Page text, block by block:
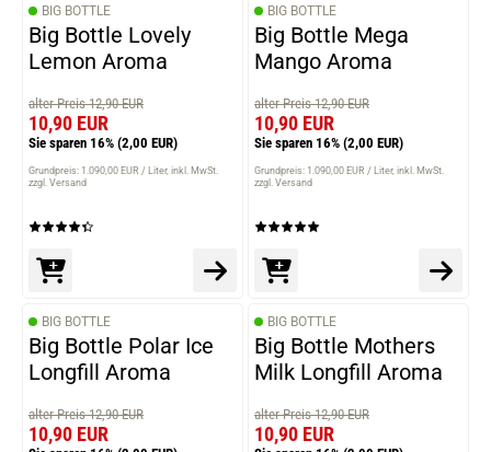
BIG BOTTLE
Big Bottle Lovely
Lemon Aroma
alter Preis 12,90 EUR
10,90 EUR
Sie sparen 16% (2,00 EUR)
Grundpreis: 1.090,00 EUR / Liter inkl. MwSt.
zzgl. Versand
BIG BOTTLE
Big Bottle Mega
Mango Aroma
alter Preis 12,90 EUR
10,90 EUR
Sie sparen 16% (2,00 EUR)
Grundpreis: 1.090,00 EUR / Liter inkl. MwSt.
zzgl. Versand
BIG BOTTLE
Big Bottle Polar Ice
Longfill Aroma
alter Preis 12,90 EUR
10,90 EUR
BIG BOTTLE
Big Bottle Mothers
Milk Longfill Aroma
alter Preis 12,90 EUR
10,90 EUR